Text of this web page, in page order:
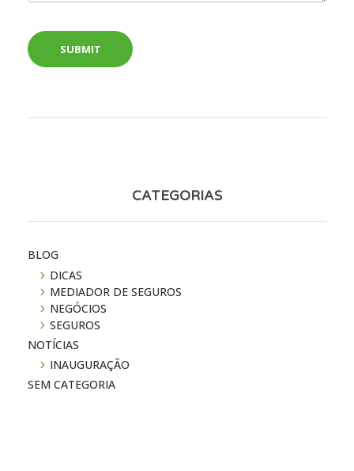
CATEGORIAS
BLOG
DICAS
MEDIADOR DE SEGUROS
NEGÓCIOS
SEGUROS
NOTÍ­CIAS
INAUGURAÇÃO
SEM CATEGORIA